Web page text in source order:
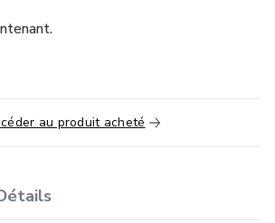
au produit acheté